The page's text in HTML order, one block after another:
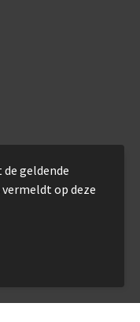
geldende
op deze